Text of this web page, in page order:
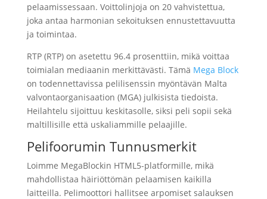
pelaamissessaan. Voittolinjoja on 20 vahvistettua,
joka antaa harmonian sekoituksen ennustettavuutta
ja toimintaa.
RTP (RTP) on asetettu 96.4 prosenttiin, mikä voittaa
toimialan mediaanin merkittävästi. Tämä Mega Block
on todennettavissa pelilisenssin myöntävän Malta
valvontaorganisaation (MGA) julkisista tiedoista.
Heilahtelu sijoittuu keskitasolle, siksi peli sopii sekä
maltillisille että uskaliammille pelaajille.
Pelifoorumin Tunnusmerkit
Loimme MegaBlockin HTML5-platformille, mikä
mahdollistaa häiriöttömän pelaamisen kaikilla
laitteilla. Pelimoottori hallitsee arpomiset salauksen